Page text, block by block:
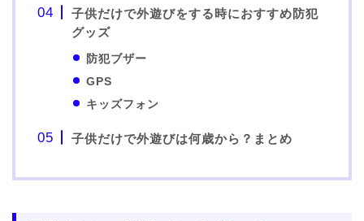
子供だけで外遊びをする時におすすめ防犯
グッズ
防犯ブザー
GPS
キッズフォン
子供だけで外遊びは何歳から？まとめ